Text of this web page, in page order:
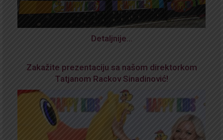
Detaljnije…
Zakažite prezentaciju sa našom direktorkom
Tatjanom Rackov Sinadinović!